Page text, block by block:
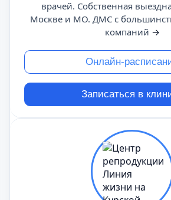
врачей. Собственная
Москве и МО. ДМС с
компаний →
Онлайн-
Записаться в